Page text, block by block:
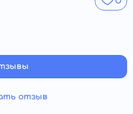
отзыв